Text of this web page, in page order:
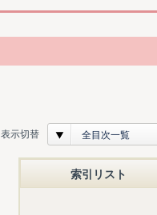
表示切替 全目次一覧
索引リスト